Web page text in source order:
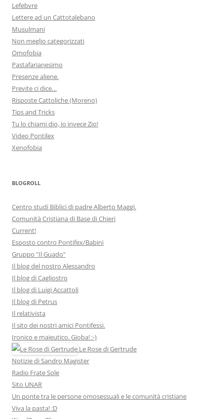
Lefebvre
Lettere ad un Cattotalebano
Musulmani
Non meglio categorizzati
Omofobia
Pastafarianesimo
Presenze aliene.
Previte ci dice…
Risposte Cattoliche (Moreno)
Tips and Tricks
Tu lo chiami dio, io invece Zio!
Video Pontilex
Xenofobia
BLOGROLL
Centro studi Biblici di padre Alberto Maggi.
Comunità Cristiana di Base di Chieri
Current!
Esposto contro Pontifex/Babini
Gruppo "Il Guado"
Il blog del nostro Alessandro
Il blog di Cagliostro
Il blog di Luigi Accattoli
Il blog di Petrus
Il relativista
Il sito dei nostri amici Pontifessi.
Ironico e maieutico. Gioba! :-)
Le Rose di Gertrude
Notizie di Sandro Magister
Radio Frate Sole
Sito UNAR
Un ponte tra le persone omosessuali e le comunità cristiane
Viva la pasta! :D